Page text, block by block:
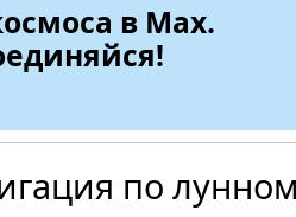
в Max.
по